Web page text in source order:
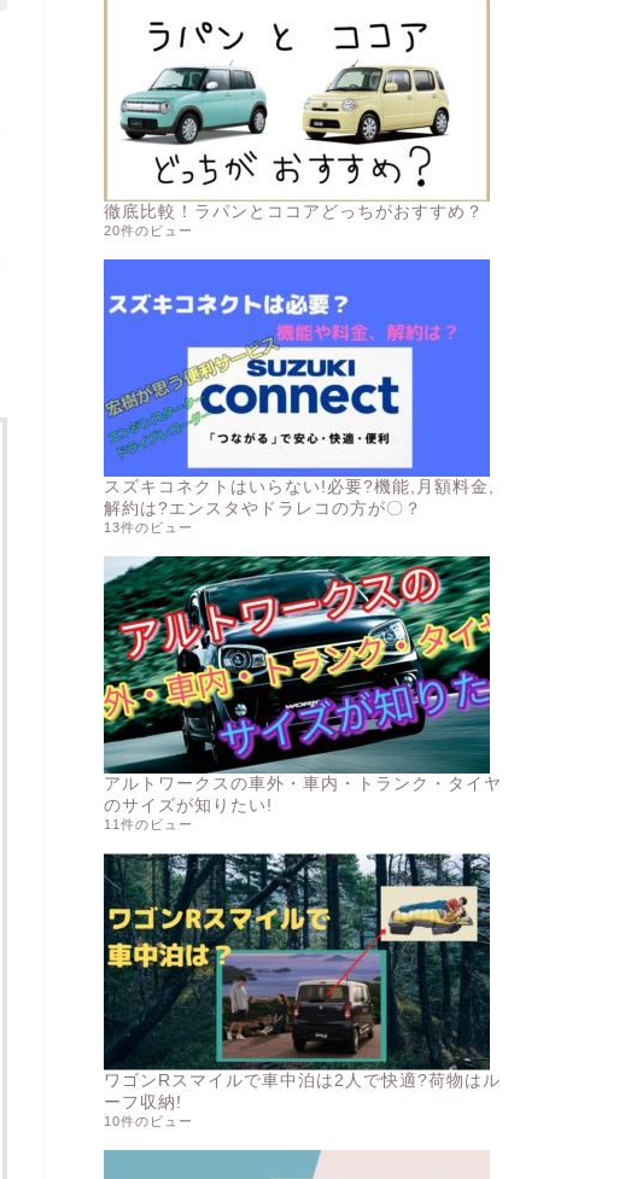
徹底比較！ラパンとココアどっちがおすすめ？
20件のビュー
スズキコネクトはいらない!必要?機能,月額料金,
解約は?エンスタやドラレコの方が〇？
13件のビュー
アルトワークスの車外・車内・トランク・タイヤ
のサイズが知りたい!
11件のビュー
ワゴンRスマイルで車中泊は2人で快適?荷物はル
ーフ収納!
10件のビュー